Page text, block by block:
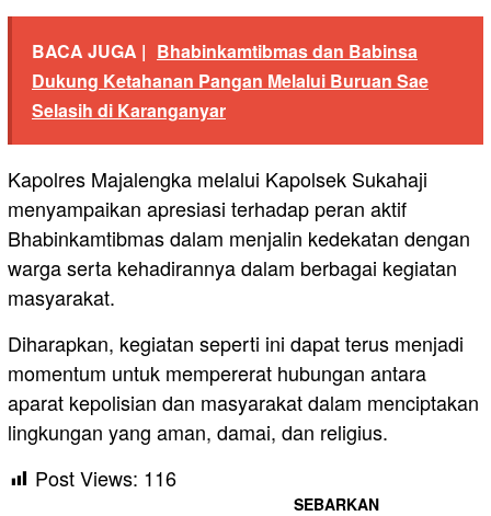
BACA JUGA | Bhabinkamtibmas dan Babinsa
Dukung Ketahanan Pangan Melalui Buruan Sae
Selasih di Karanganyar
Kapolres Majalengka melalui Kapolsek Sukahaji
menyampaikan apresiasi terhadap peran aktif
Bhabinkamtibmas dalam menjalin kedekatan dengan
warga serta kehadirannya dalam berbagai kegiatan
masyarakat.
Diharapkan, kegiatan seperti ini dapat terus menjadi
momentum untuk mempererat hubungan antara
aparat kepolisian dan masyarakat dalam menciptakan
lingkungan yang aman, damai, dan religius.
Post Views: 116
SEBARKAN